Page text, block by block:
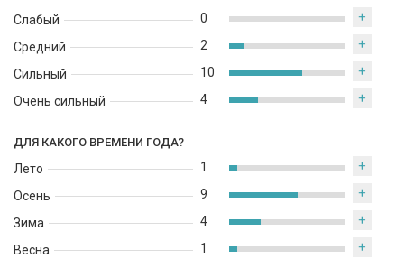
Слабый
Средний
Сильный
Очень сильный
0 +
2 +
10 +
4 +
ДЛЯ КАКОГО ВРЕМЕНИ ГОДА?
Лето
Осень
Зима
Весна
1 +
9 +
4 +
1 +